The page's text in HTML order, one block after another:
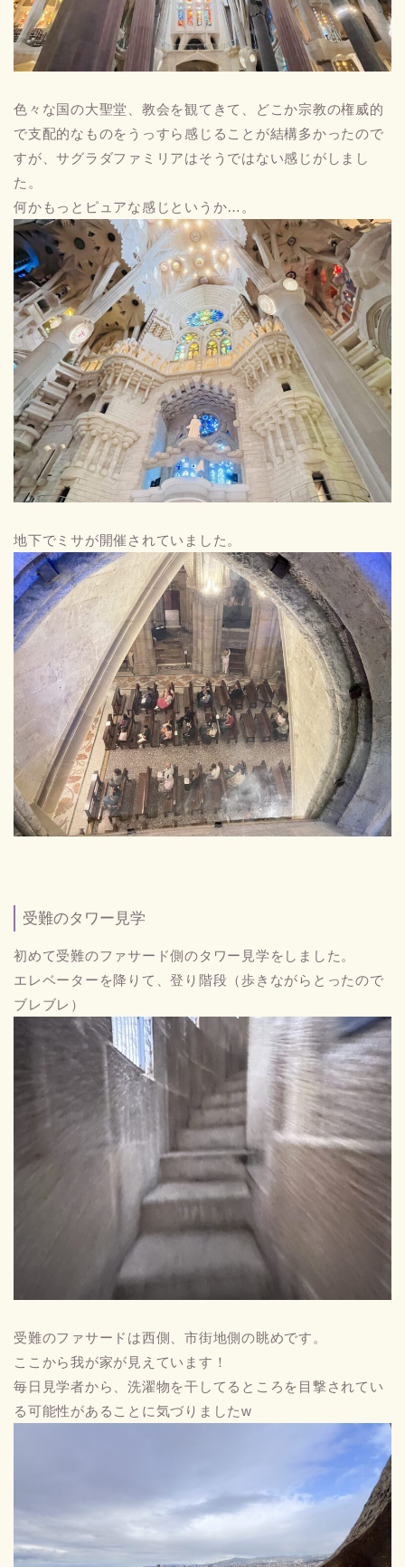
色々な国の大聖堂、教会を観てきて、どこか宗教の権威的
で支配的なものをうっすら感じることが結構多かったので
すが、サグラダファミリアはそうではない感じがしまし
た。
何かもっとピュアな感じというか…。
地下でミサが開催されていました。
受難のタワー見学
初めて受難のファサード側のタワー見学をしました。
エレベーターを降りて、登り階段（歩きながらとったので
ブレブレ）
受難のファサードは西側、市街地側の眺めです。
ここから我が家が見えています！
毎日見学者から、洗濯物を干してるところを目撃されてい
る可能性があることに気づりましたw